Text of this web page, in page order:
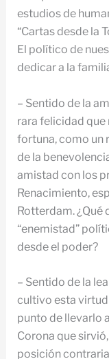
estudios de
“Cartas desde la
El político de
dedicar a la
– Sentido de la
rara felicidad
fortuna, como un
de la
amistad con los
Renacimiento,
Rotterdam. ¿Qué
“enemistad”
desde el poder?
– Sentido de la
cultivo esta virtud
punto de llevarlo
Corona que
posición